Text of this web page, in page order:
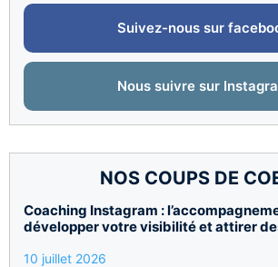
Suivez-nous sur
Nous suivre sur
NOS COUPS DE
Coaching Instagram :
développer votre visibilité et attirer
10 juillet 2026